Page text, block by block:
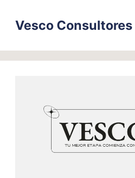
contentVesco Consultores